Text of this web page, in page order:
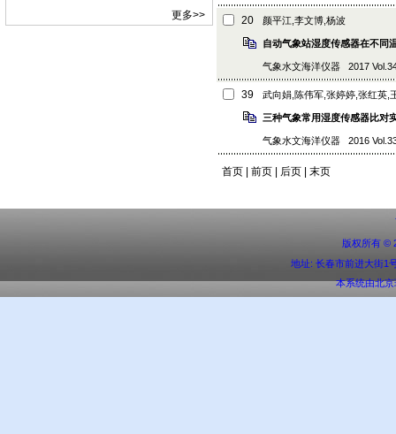
更多>> 20 颜平江,李文博,杨波
自动气象站湿度传感器在不同
气象水文海洋仪器 2017
39 武向娟,陈伟军,张婷婷,张红英,
三种气象常用湿度传感器比对
气象水文海洋仪器 2016
首页 | 前页 | 后页 | 末页
版权所有 ©
地址: 长春市前进大街1
本系统由北京